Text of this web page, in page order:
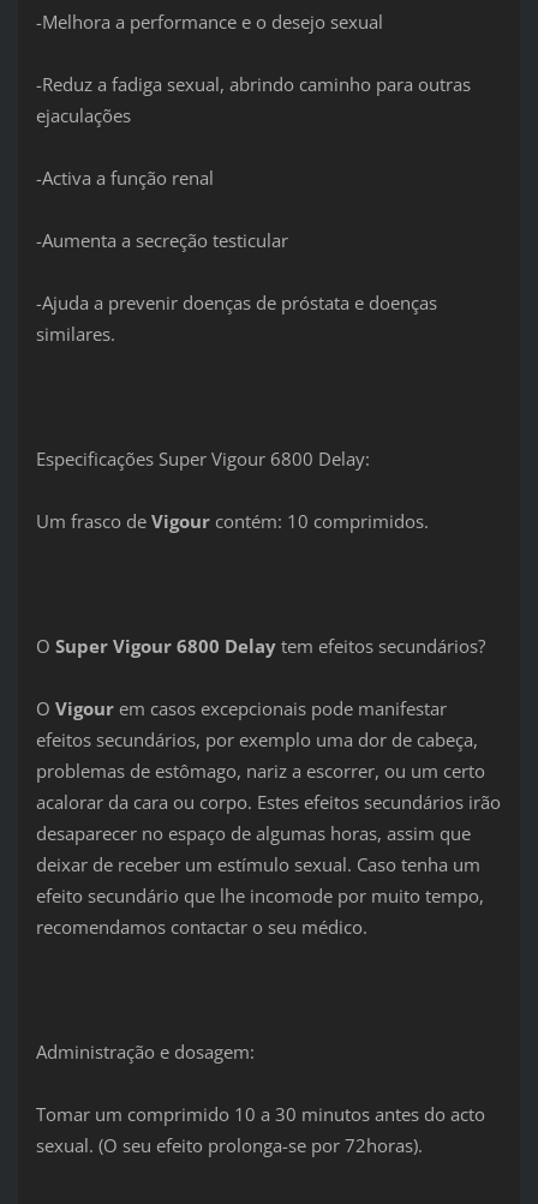
-Melhora a performance e o desejo sexual
-Reduz a fadiga sexual, abrindo caminho para outras
ejaculações
-Activa a função renal
-Aumenta a secreção testicular
-Ajuda a prevenir doenças de próstata e doenças
similares.
Especificações Super Vigour 6800 Delay:
Um frasco de Vigour contém: 10 comprimidos.
O Super Vigour 6800 Delaytem efeitos secundários?
O Vigour em casos excepcionais pode manifestar
efeitos secundários, por exemplo uma dor de cabeça,
problemas de estômago, nariz a escorrer, ou um certo
acalorar da cara ou corpo. Estes efeitos secundários irão
desaparecer no espaço de algumas horas, assim que
deixar de receber um estímulo sexual. Caso tenha um
efeito secundário que lhe incomode por muito tempo,
recomendamos contactar o seu médico.
Administração e dosagem:
Tomar um comprimido 10 a 30 minutos antes do acto
sexual. (O seu efeito prolonga-se por 72horas).